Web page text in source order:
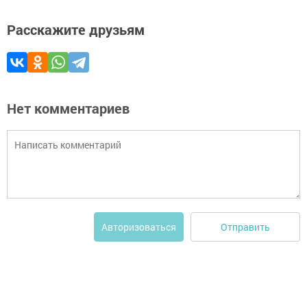
Расскажите друзьям
Нет комментариев
Авторизоваться Отправить